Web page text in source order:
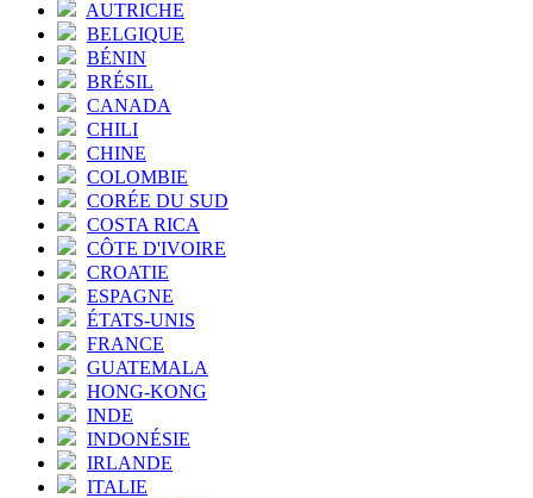
AUTRICHE
BELGIQUE
BÉNIN
BRÉSIL
CANADA
CHILI
CHINE
COLOMBIE
CORÉE DU SUD
COSTA RICA
CÔTE D'IVOIRE
CROATIE
ESPAGNE
ÉTATS-UNIS
FRANCE
GUATEMALA
HONG-KONG
INDE
INDONÉSIE
IRLANDE
ITALIE